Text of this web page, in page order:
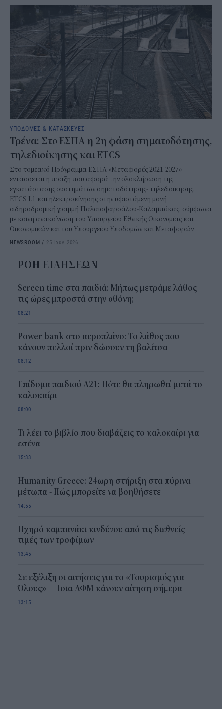
ΥΠΟΔΟΜΕΣ & ΚΑΤΑΣΚΕΥΕΣ
Τρένα: Στο ΕΣΠΑ η 2η φάση σηματοδότησης,
τηλεδιοίκησης και ETCS
Στο τομεακό Πρόγραμμα ΕΣΠΑ «Μεταφορές 2021-2027»
εντάσσεται η πράξη που αφορά την ολοκλήρωση της
εγκατάστασης συστημάτων σηματοδότησης- τηλεδιοίκησης,
ETCS L1 και ηλεκτροκίνησης στην υφιστάμενη μονή
σιδηροδρομική γραμμή Παλαιοφαρσάλου-Καλαμπάκας, σύμφωνα
με κοινή ανακοίνωση του Υπουργείου Εθνικής Οικονομίας και
Οικονομικών και του Υπουργείου Υποδομών και Μεταφορών.
NEWSROOM / 25 Ιουν 2026
ΡΟΗ ΕΙΔΗΣΕΩΝ
Screen time στα παιδιά: Μήπως μετράμε λάθος
τις ώρες μπροστά στην οθόνη;
08:21
Power bank στο αεροπλάνο: Το λάθος που
κάνουν πολλοί πριν δώσουν τη βαλίτσα
08:12
Επίδομα παιδιού Α21: Πότε θα πληρωθεί μετά το
καλοκαίρι
08:00
Τι λέει το βιβλίο που διαβάζεις το καλοκαίρι για
εσένα
15:33
Humanity Greece: 24ωρη στήριξη στα πύρινα
μέτωπα - Πώς μπορείτε να βοηθήσετε
14:55
Ηχηρό καμπανάκι κινδύνου από τις διεθνείς
τιμές των τροφίμων
13:45
Σε εξέλιξη οι αιτήσεις για το «Τουρισμός για
Όλους» – Ποια ΑΦΜ κάνουν αίτηση σήμερα
13:15